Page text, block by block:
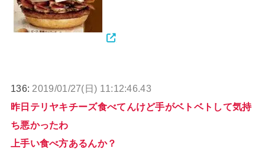
136: 2019/01/27(日) 11:12:46.43
昨日テリヤキチーズ食べてんけど手がベトベトして気持
ち悪かったわ
上手い食べ方あるんか？